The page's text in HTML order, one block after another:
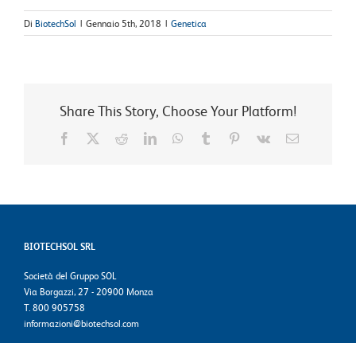
Di BiotechSol | Gennaio 5th, 2018 | Genetica
Share This Story, Choose Your Platform!
Facebook RedditLinkedInWhatsApp
Tumblr Pinterest
Vk Email
BIOTECHSOL SRL
Società del Gruppo SOL
Via Borgazzi, 27 - 20900 Monza
T. 800 905758
informazioni@biotechsol.com